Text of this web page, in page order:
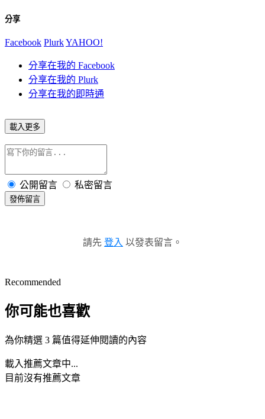
分享
Facebook PlurkYAHOO!
分享在我的 Facebook
分享在我的 Plurk
分享在我的即時通
載入更多
公開留言 私密留言
發佈留言
請先 登入 以發表留言。
Recommended
你可能也喜歡
為你精選 3 篇值得延伸閱讀的內容
載入推薦文章中...
目前沒有推薦文章